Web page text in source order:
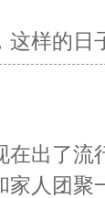
这样的日
在出了
家人团